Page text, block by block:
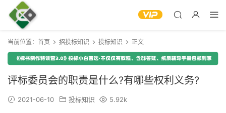
当前位置： 首页 招投标知识 投标知识 正文
评标委员会的职责是什么?有哪些权利义务?
2021-06-10 投标知识 5.92k